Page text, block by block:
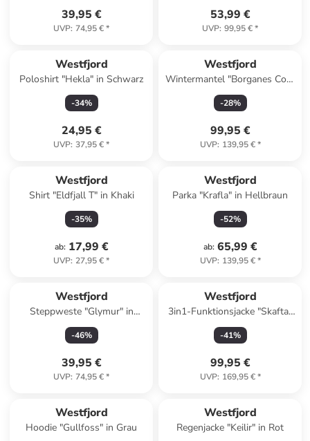
39,95 €
UVP: 74,95 €*
53,99 €
UVP: 99,95 €*
Westfjord
Poloshirt "Hekla" in Schwarz
-34%
24,95 €
UVP: 37,95 €*
Westfjord
Wintermantel "Borganes Coat
XT" in Gelb
-28%
99,95 €
UVP: 139,95 €*
Westfjord
Shirt "Eldfjall T" in Khaki
-35%
ab: 17,99 €
UVP: 27,95 €*
Westfjord
Parka "Krafla" in Hellbraun
-52%
ab: 65,99 €
UVP: 139,95 €*
Westfjord
Steppweste "Glymur" in
Dunkelblau
-46%
39,95 €
UVP: 74,95 €*
Westfjord
3in1-Funktionsjacke "Skafta"
in Orange/ Creme
-41%
99,95 €
UVP: 169,95 €*
Westfjord
Hoodie "Gullfoss" in Grau
Westfjord
Regenjacke "Keilir" in Rot